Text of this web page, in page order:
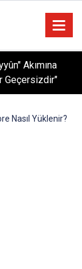
Kalorili
Nasıl Yüklenir?